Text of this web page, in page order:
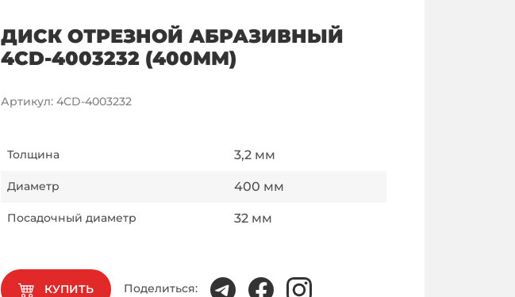
ДИСК ОТРЕЗНОЙ АБРАЗИВНЫЙ
4CD-4003232 (400ММ)
Артикул: 4CD-4003232
Толщина 3,2 мм
Диаметр 400 мм
Посадочный диаметр 32 мм
КУПИТЬ Поделиться: